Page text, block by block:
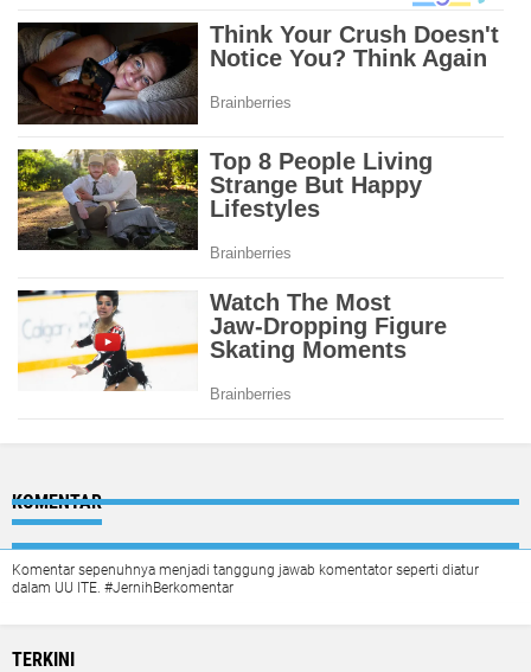
KOMENTAR
Komentar sepenuhnya menjadi tanggung jawab komentator seperti diatur
dalam UU ITE. #JernihBerkomentar
TERKINI